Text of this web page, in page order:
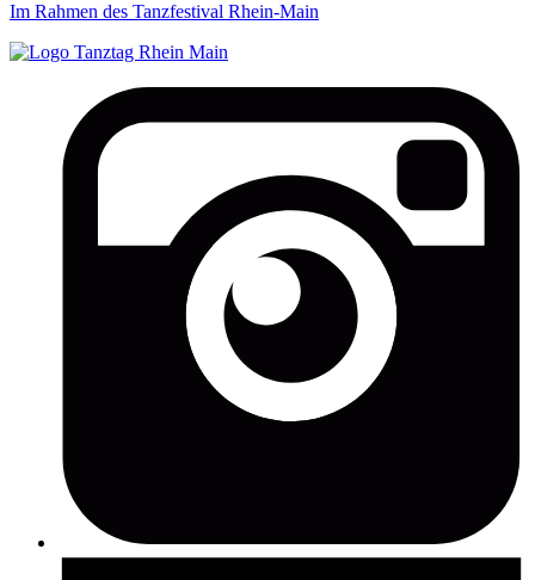
Im Rahmen des Tanzfestival Rhein-Main